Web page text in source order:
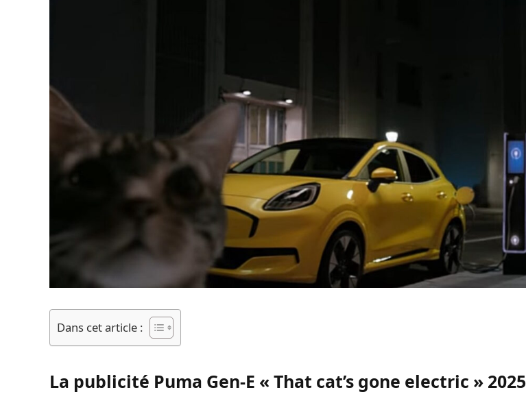
Dans cet article :
La publicité Puma Gen-E « That cat’s gone electric » 2025